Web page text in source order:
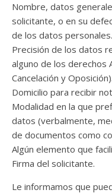
Nombre, datos
solicitante, o en su
de los datos personales.
Precisión de los datos
alguno de los derechos
Cancelación y Oposición).
Domicilio para recibir
Modalidad en la que
datos (verbalmente,
de documentos como
Algún elemento que
Firma del solicitante.
Le informamos que